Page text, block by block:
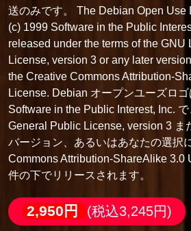
送のみです。 The Debian Open Use
(c) 1999 Software in the Public
released under the terms of the
License, version 3 or any later
the Creative Commons Attribution-
License. Debian オープンユーズロ
Software in the Public Interest, Inc.
General Public License, version 3 ま
バージョン、あるいはあなたの選択
Commons Attribution-ShareAlike 3.0
件の下でリリースされます。
2,950円
(税込3,245円)